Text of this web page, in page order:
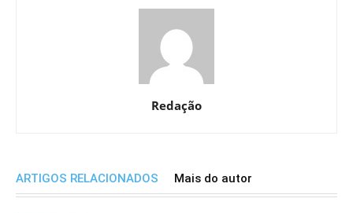
Redação
ARTIGOS RELACIONADOS Mais do autor